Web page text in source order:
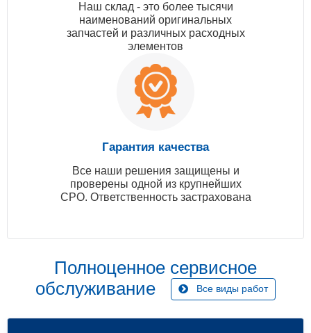
Наш склад - это более тысячи
наименований оригинальных
запчастей и различных расходных
элементов
Гарантия качества
Все наши решения защищены и
проверены одной из крупнейших
СРО. Ответственность застрахована
Полноценное сервисное
обслуживание
Все виды работ